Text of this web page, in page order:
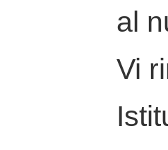
al
Vi